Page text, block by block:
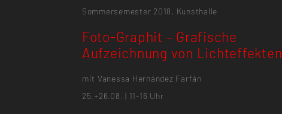
Sommersemester 2018, Kunsthalle
Foto-Graphit – Grafische
Aufzeichnung von Lichteffekten
mit Vanessa Hernández Farfán
25.+26.08. | 11-16 Uhr